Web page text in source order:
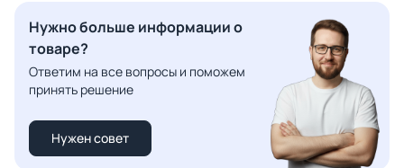
Нужно больше информации о
товаре?
Ответим на все вопросы и поможем
принять решение
Нужен совет